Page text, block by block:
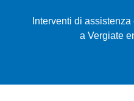
Interventi di
a Vergiate